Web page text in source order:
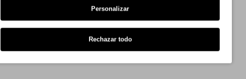
Personalizar
Rechazar todo